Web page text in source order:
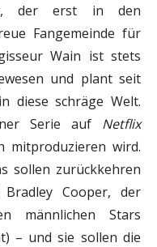
der erst in den
Fangemeinde für
Wain ist stets
und plant seit
diese schräge Welt.
Serie auf Netflix
mitproduzieren wird.
sollen zurückkehren
Cooper, der
männlichen Stars
– und sie sollen die